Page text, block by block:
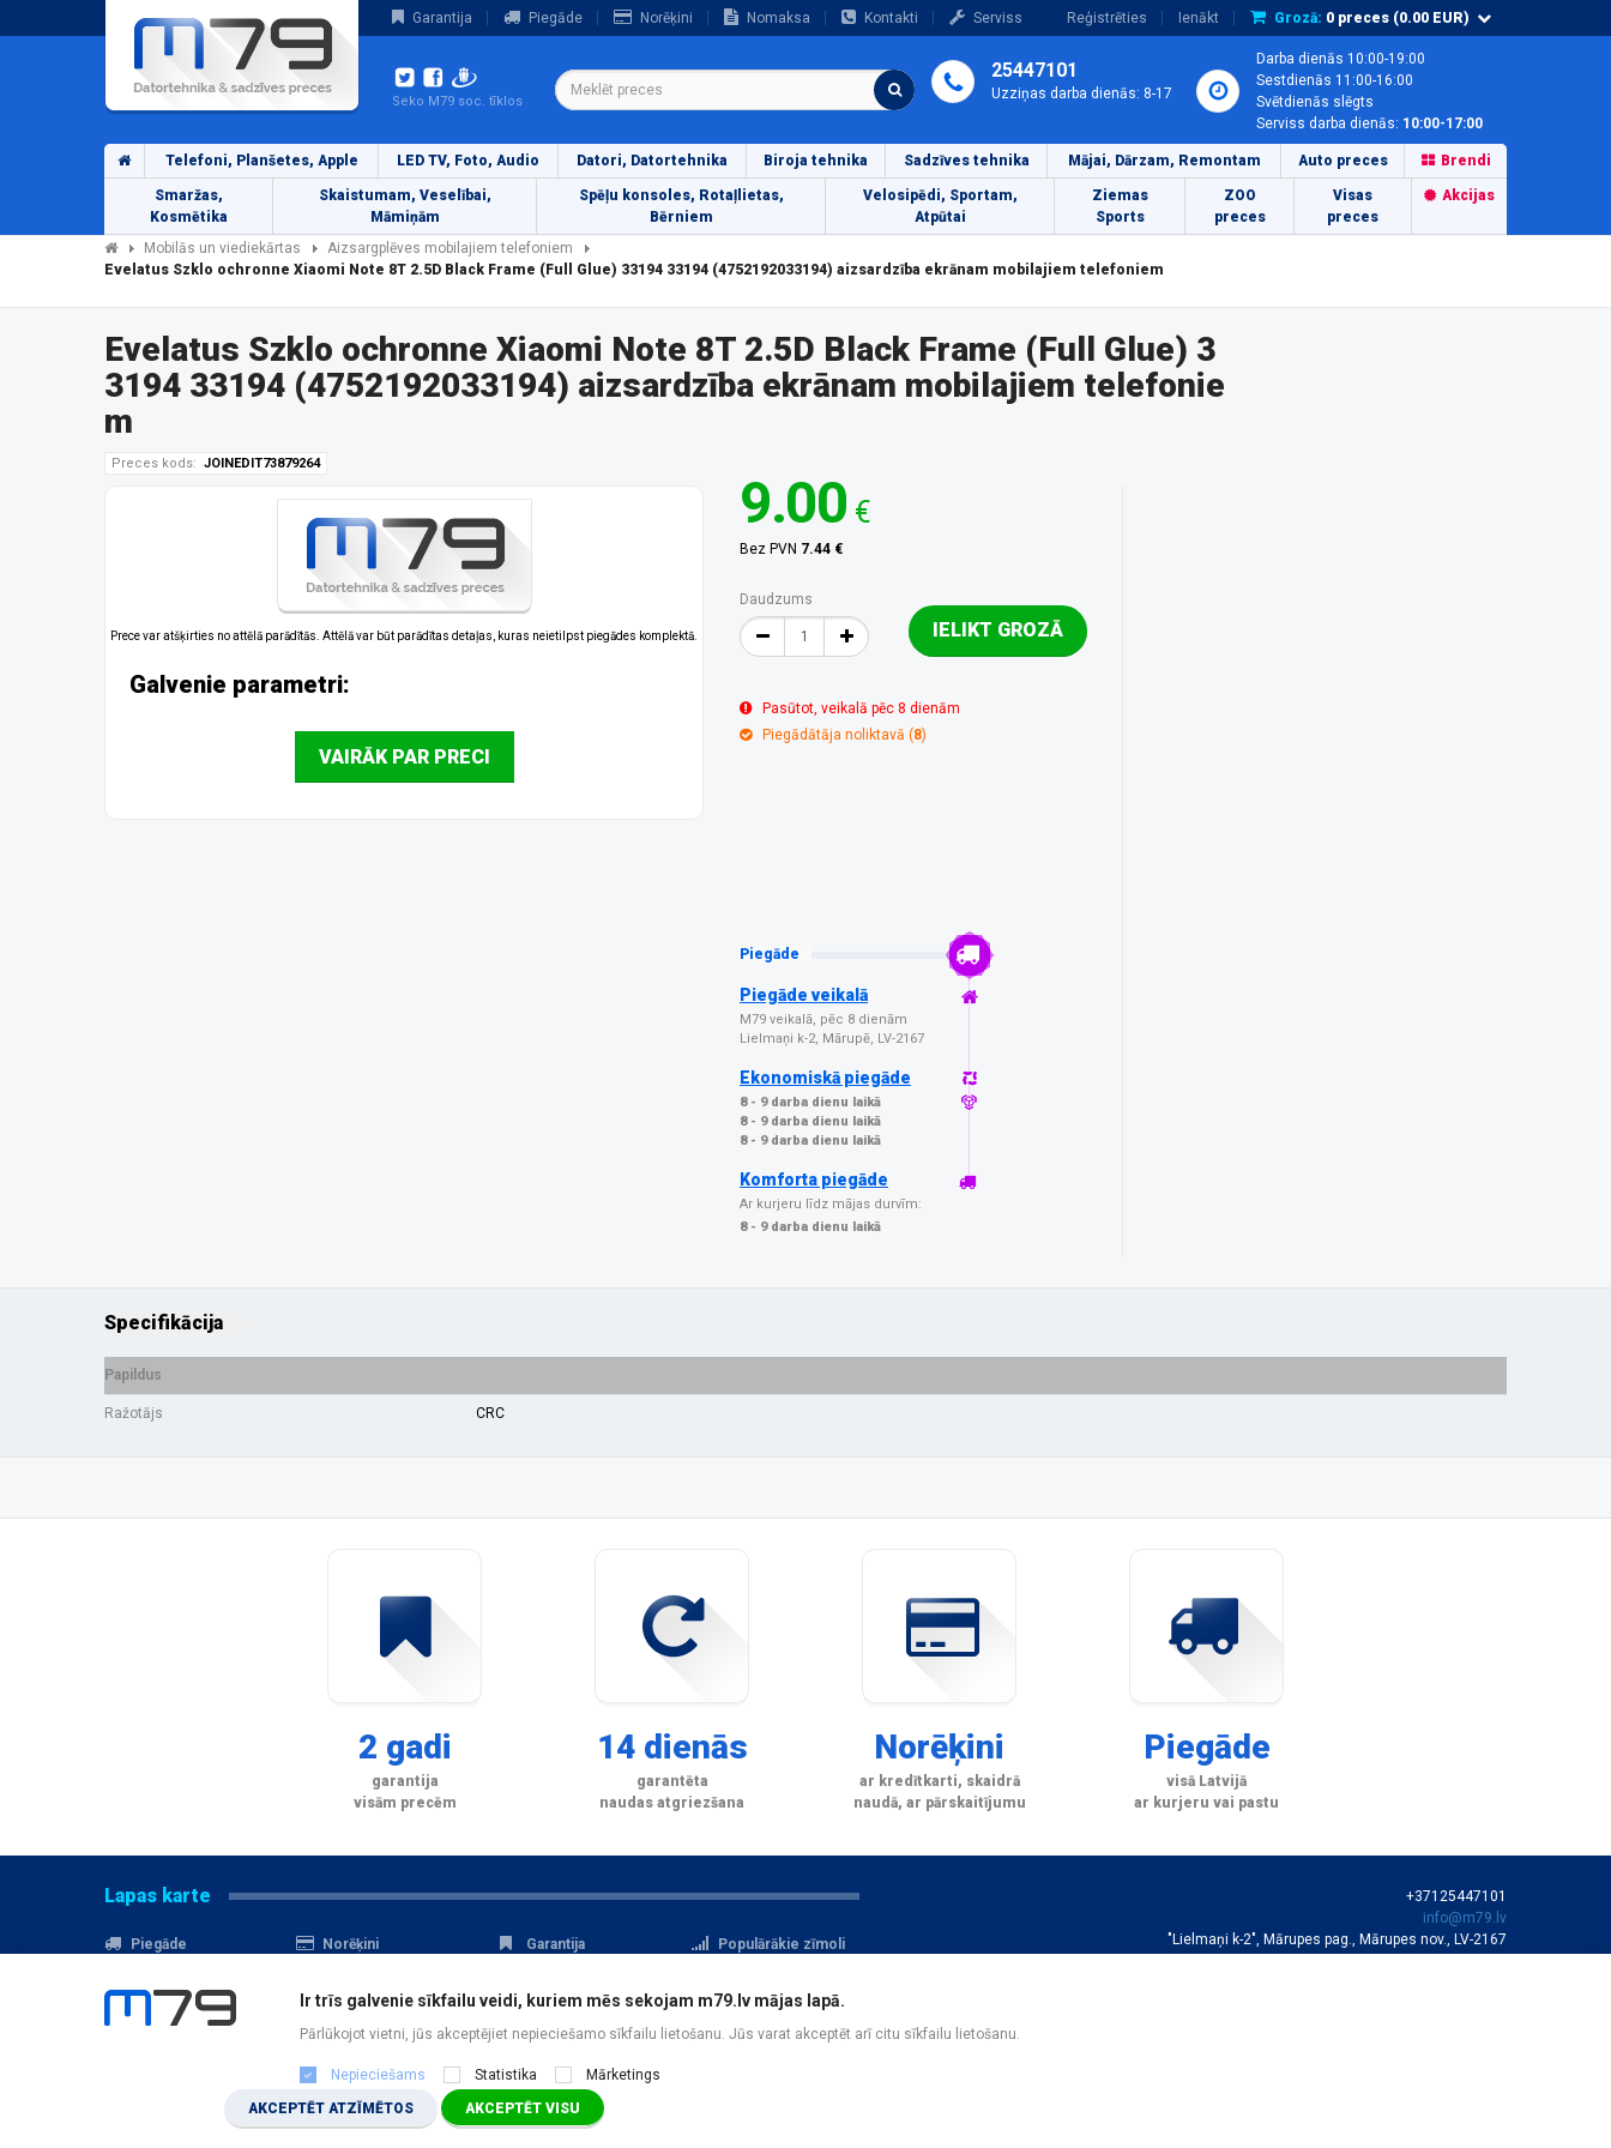
Garantija Piegāde Norēķini Nomaksa Kontakti Serviss Reģistrēties Ienākt Grozā: 0 preces (0.00 EUR)
Seko M79 soc. tīklos
25447101
Uzziņas darba dienās: 8-17
Darba dienās 10:00-19:00
Sestdienās 11:00-16:00
Svētdienās slēgts
Serviss darba dienās: 10:00-17:00
Telefoni, Planšetes, Apple LED TV, Foto, Audio Datori, Datortehnika Biroja tehnika Sadzīves tehnika Mājai, Dārzam, Remontam Auto preces Brendi
Smaržas,
Kosmētika
Skaistumam, Veselībai,
Māmiņām
Spēļu konsoles, Rotaļlietas,
Bērniem
Velosipēdi, Sportam,
Atpūtai
Ziemas
Sports
ZOO
preces
Visas
preces
Akcijas
Mobilās un viediekārtas
Aizsargplēves mobilajiem telefoniem
Evelatus Szklo ochronne Xiaomi Note 8T 2.5D Black Frame (Full Glue) 33194 33194 (4752192033194) aizsardzība ekrānam mobilajiem telefoniem
Evelatus Szklo ochronne Xiaomi Note 8T 2.5D Black Frame (Full Glue) 3
3194 33194 (4752192033194) aizsardzība ekrānam mobilajiem telefonie
m
Preces kods: JOINEDIT73879264
Prece var atšķirties no attēlā parādītās. Attēlā var būt parādītas detaļas, kuras neietilpst piegādes komplektā.
Galvenie parametri:
VAIRĀK PAR PRECI
9.00 €
Bez PVN 7.44 €
Daudzums
IELIKT GROZĀ
Pasūtot, veikalā pēc 8 dienām
Piegādātāja noliktavā (8)
Piegāde
Piegāde veikalā
M79 veikalā, pēc 8 dienām
Lielmaņi k-2, Mārupē, LV-2167
Ekonomiskā piegāde
8 - 9 darba dienu laikā
8 - 9 darba dienu laikā
8 - 9 darba dienu laikā
Komforta piegāde
Ar kurjeru līdz mājas durvīm:
8 - 9 darba dienu laikā
Specifikācija
Papildus
Ražotājs CRC
2 gadi
garantija
visām precēm
14 dienās
garantēta
naudas atgriezšana
Norēķini
ar kredītkarti, skaidrā
naudā, ar pārskaitījumu
Piegāde
visā Latvijā
ar kurjeru vai pastu
Lapas karte
Piegāde
Norēķini
Akcijas
Serviss
Garantija
Populārākie zīmoli
Datu aizsardzība
Reģistrācija
+37125447101
info@m79.lv
"Lielmaņi k-2", Mārupes pag., Mārupes nov., LV-2167
Ir trīs galvenie sīkfailu veidi, kuriem mēs sekojam m79.lv mājas lapā.
Pārlūkojot vietni, jūs akceptējiet nepieciešamo sīkfailu lietošanu. Jūs varat akceptēt arī citu sīkfailu lietošanu.
Nepieciešams Statistika
Mārketings
AKCEPTĒT ATZĪMĒTOS
AKCEPTĒT VISU